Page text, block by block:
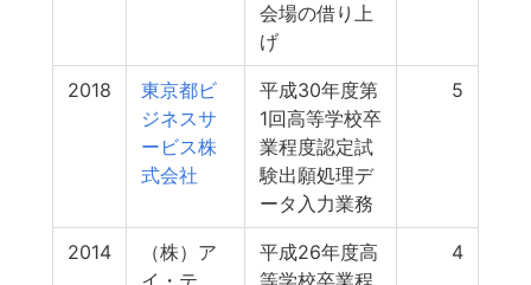
会場の借り上
げ
2018
東京都ビ
ジネスサ
ービス株
式会社
平成30年度第
1回高等学校卒
業程度認定試
験出願処理デ
ータ入力業務
5
2014
（株）ア
イ・テ
平成26年度高
等学校卒業程
4